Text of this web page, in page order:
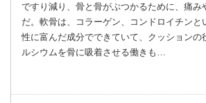
ですり減り、骨と骨がぶつかるために、痛み
だ。軟骨は、コラーゲン、コンドロイチンと
性に富んだ成分でできていて、クッションの
ルシウムを骨に吸着させる働きも…